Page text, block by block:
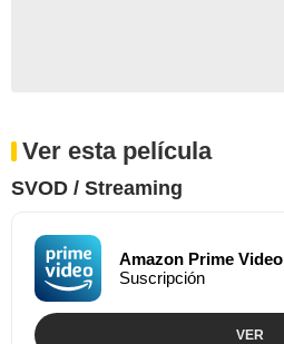
Ver esta película
SVOD / Streaming
Amazon Prime Video
Suscripción
VER